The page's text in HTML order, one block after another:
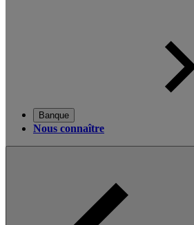
Banque
Nous connaître